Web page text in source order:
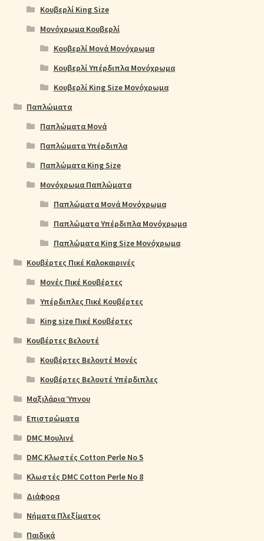
Κουβερλί King Size
Μονόχρωμα Κουβερλί
Κουβερλί Μονά Μονόχρωμα
Κουβερλί Υπέρδιπλα Μονόχρωμα
Κουβερλί King Size Μονόχρωμα
Παπλώματα
Παπλώματα Μονά
Παπλώματα Υπέρδιπλα
Παπλώματα King Size
Μονόχρωμα Παπλώματα
Παπλώματα Μονά Μονόχρωμα
Παπλώματα Υπέρδιπλα Μονόχρωμα
Παπλώματα King Size Μονόχρωμα
Κουβέρτες Πικέ Καλοκαιρινές
Μονές Πικέ Κουβέρτες
Υπέρδιπλες Πικέ Κουβέρτες
King size Πικέ Κουβέρτες
Κουβέρτες Βελουτέ
Κουβέρτες Βελουτέ Μονές
Κουβέρτες Βελουτέ Υπέρδιπλες
Μαξιλάρια Ύπνου
Επιστρώματα
DMC Μουλινέ
DMC Κλωστές Cotton Perle No 5
Κλωστές DMC Cotton Perle No 8
Διάφορα
Νήματα Πλεξίματος
Παιδικά